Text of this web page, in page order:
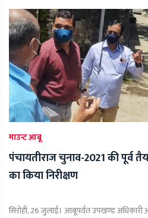
माउन्ट आबू
पंचायतीराज चुनाव-2021 की पूर्व
का किया निरीक्षण
सिरोही, 26 जुलाई। आबूपर्वत उपखण्ड अधिकारी